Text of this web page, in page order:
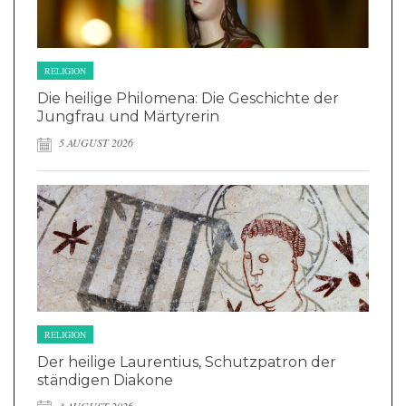
RELIGION
Die heilige Philomena: Die Geschichte der
Jungfrau und Märtyrerin
5 AUGUST 2026
RELIGION
Der heilige Laurentius, Schutzpatron der
ständigen Diakone